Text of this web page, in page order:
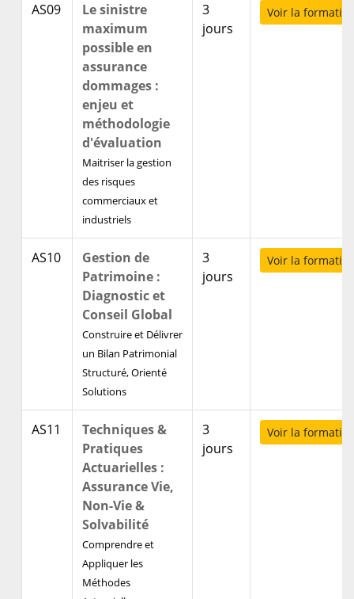
AS09
Le sinistre
maximum
possible en
assurance
dommages :
enjeu et
méthodologie
d'évaluation
Maitriser la gestion
des risques
commerciaux et
industriels
3
jours
Voir la
AS10
Gestion de
Patrimoine :
Diagnostic et
Conseil Global
Construire et Délivrer
un Bilan Patrimonial
Structuré, Orienté
Solutions
3
jours
Voir la
AS11
Techniques &
Pratiques
Actuarielles :
Assurance Vie,
Non-Vie &
Solvabilité
Comprendre et
Appliquer les
Méthodes
3
jours
Voir la